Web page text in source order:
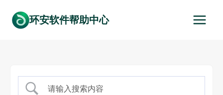
环安软件帮助中心